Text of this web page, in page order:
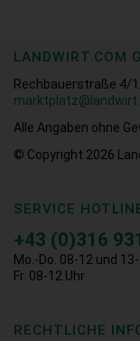
LANDWIRT.COM
Rechbauerstraße 4/
Alle Angaben ohne
© Copyright 2026
SERVICE
+43 (0)316
Mo.-Do. 08-12 und
Fr. 08-12 Uhr
RECHTLICHE